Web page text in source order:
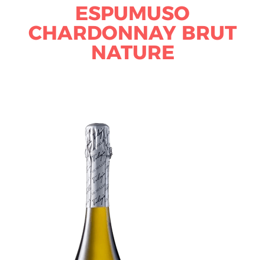
ESPUMUSO
CHARDONNAY BRUT
NATURE